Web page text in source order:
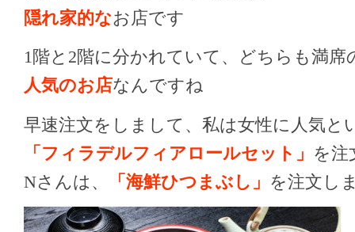
隠れ家的なお店です
1階と2階に分かれていて、どちらも満席
人気のお店なんですね
早速注文をしまして、私は女性に人気と
「フィラデルフィアロールセット」 を注
Nさんは、
「海鮮ひつまぶし」 を注文し